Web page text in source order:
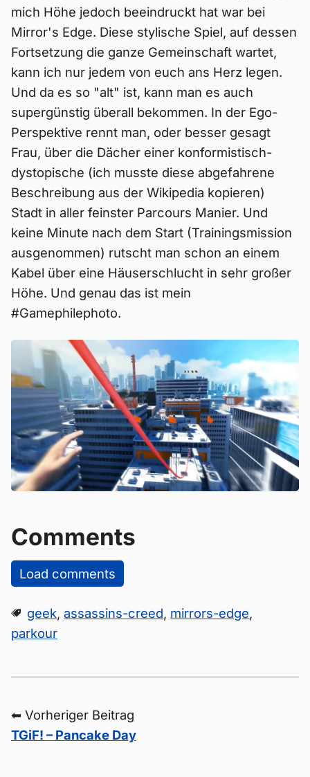
mich Höhe jedoch beeindruckt hat war bei
Mirror's Edge. Diese stylische Spiel, auf dessen
Fortsetzung die ganze Gemeinschaft wartet,
kann ich nur jedem von euch ans Herz legen.
Und da es so "alt" ist, kann man es auch
supergünstig überall bekommen. In der Ego-
Perspektive rennt man, oder besser gesagt
Frau, über die Dächer einer konformistisch-
dystopische (ich musste diese abgefahrene
Beschreibung aus der Wikipedia kopieren)
Stadt in aller feinster Parcours Manier. Und
keine Minute nach dem Start (Trainingsmission
ausgenommen) rutscht man schon an einem
Kabel über eine Häuserschlucht in sehr großer
Höhe. Und genau das ist mein
#Gamephilephoto.
Comments
Load comments
geek,assassins-creed, mirrors-edge,
parkour
⬅ Vorheriger Beitrag
TGiF! – Pancake Day